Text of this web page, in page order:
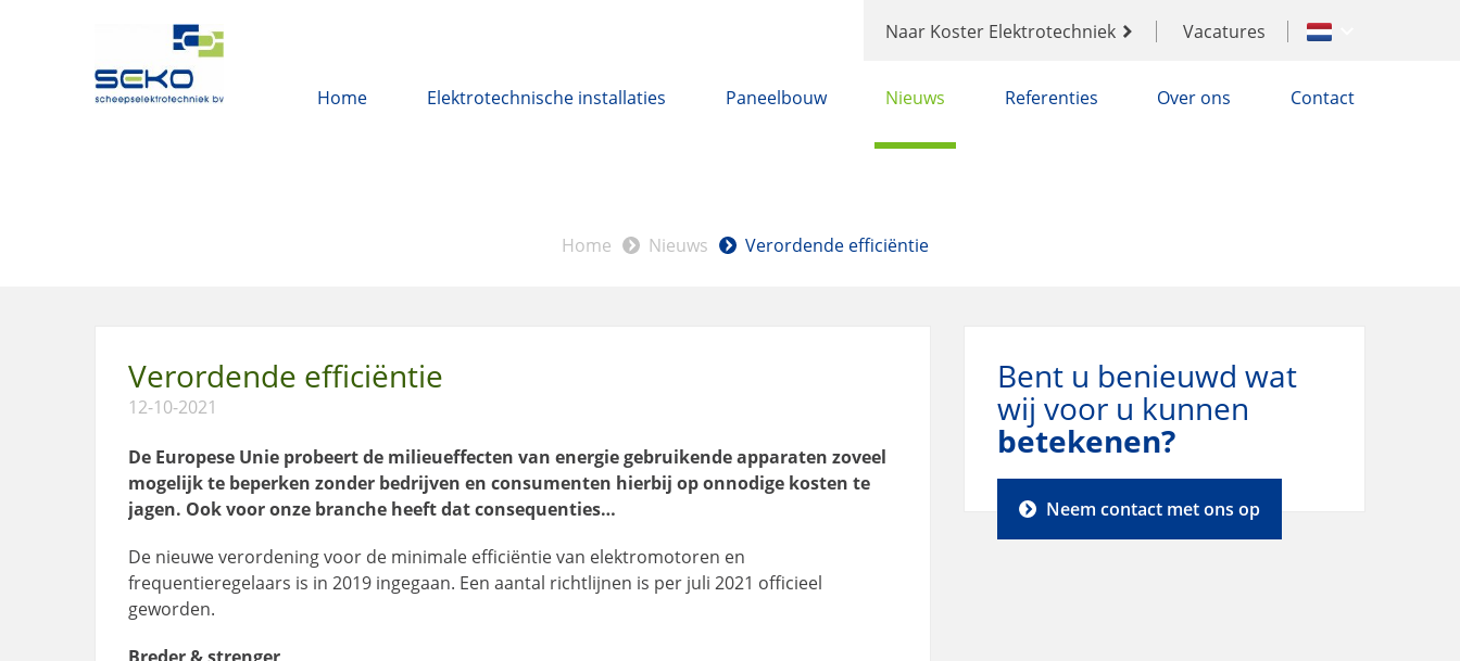
Home Elektrotechnische installaties Paneelbouw Nieuws Referenties Over ons Contact
Naar Koster Elektrotechniek Vacatures
Home Nieuws Verordende efficiëntie
Verordende efficiëntie
12-10-2021
De Europese Unie probeert de milieueffecten van energie gebruikende apparaten zoveel
mogelijk te beperken zonder bedrijven en consumenten hierbij op onnodige kosten te
jagen. Ook voor onze branche heeft dat consequenties…
De nieuwe verordening voor de minimale efficiëntie van elektromotoren en
frequentieregelaars is in 2019 ingegaan. Een aantal richtlijnen is per juli 2021 officieel
geworden.
Bent u benieuwd wat
wij voor u kunnen
betekenen?
Neem contact met ons op